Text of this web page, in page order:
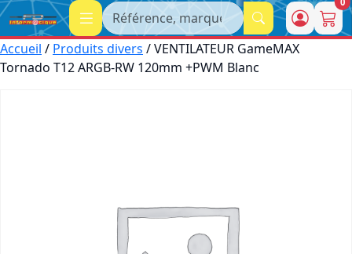
Recherche
Accueil / Produits divers / VENTILATEUR GameMAX
Tornado T12 ARGB-RW 120mm +PWM Blanc